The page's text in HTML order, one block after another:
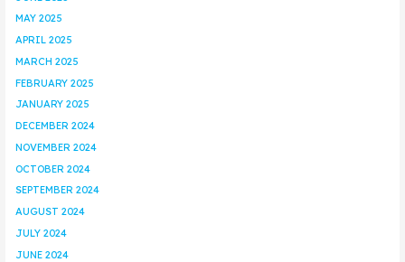
MAY 2025
APRIL 2025
MARCH 2025
FEBRUARY 2025
JANUARY 2025
DECEMBER 2024
NOVEMBER 2024
OCTOBER 2024
SEPTEMBER 2024
AUGUST 2024
JULY 2024
JUNE 2024